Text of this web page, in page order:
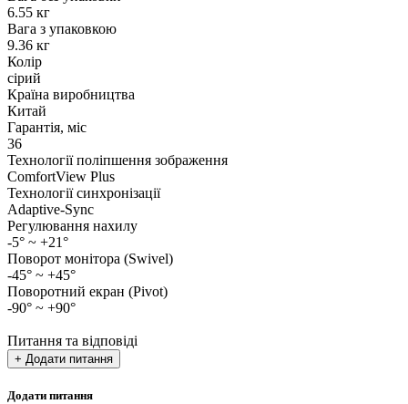
6.55 кг
Вага з упаковкою
9.36 кг
Колір
сірий
Країна виробництва
Китай
Гарантія, міс
36
Технології поліпшення зображення
ComfortView Plus
Технології синхронізації
Adaptive-Sync
Регулювання нахилу
-5° ~ +21°
Поворот монітора (Swivel)
-45° ~ +45°
Поворотний екран (Pivot)
-90° ~ +90°
Питання та відповіді
+ Додати питання
Додати питання